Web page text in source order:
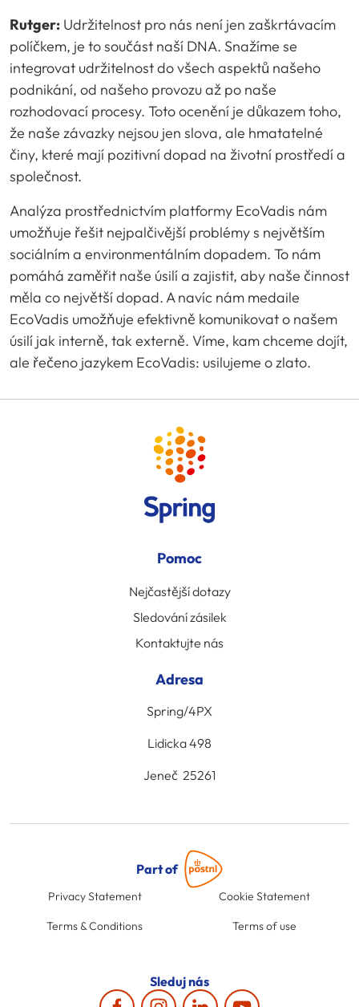
Rutger: Udržitelnost pro nás není jen zaškrtávacím
políčkem, je to součást naší DNA. Snažíme se
integrovat udržitelnost do všech aspektů našeho
podnikání, od našeho provozu až po naše
rozhodovací procesy. Toto ocenění je důkazem toho,
že naše závazky nejsou jen slova, ale hmatatelné
činy, které mají pozitivní dopad na životní prostředí a
společnost.
Analýza prostřednictvím platformy EcoVadis nám
umožňuje řešit nejpalčivější problémy s největším
sociálním a environmentálním dopadem. To nám
pomáhá zaměřit naše úsilí a zajistit, aby naše činnost
měla co největší dopad. A navíc nám medaile
EcoVadis umožňuje efektivně komunikovat o našem
úsilí jak interně, tak externě. Víme, kam chceme dojít,
ale řečeno jazykem EcoVadis: usilujeme o zlato.
Pomoc
Nejčastější dotazy
Sledování zásilek
Kontaktujte nás
Adresa
Spring/4PX
Lidicka 498
Jeneč 25261
Part of
Privacy Statement Cookie Statement
Terms & Conditions Terms of use
Sleduj nás